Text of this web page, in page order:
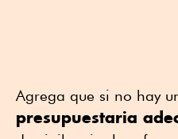
Agrega que si no hay
presupuestaria